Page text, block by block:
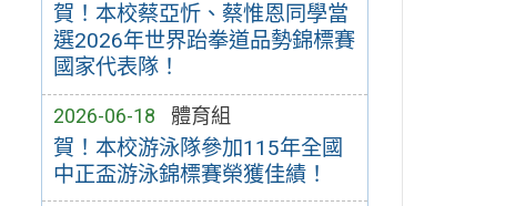
賀！本校蔡亞忻、蔡惟恩同學當
選2026年世界跆拳道品勢錦標賽
國家代表隊！
2026-06-18 體育組
賀！本校游泳隊參加115年全國
中正盃游泳錦標賽榮獲佳績！